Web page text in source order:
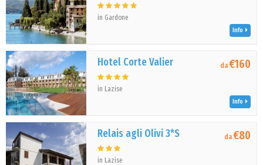
in Gardone
Info
Hotel Corte Valier
in Lazise
da€160
Info
Relais agli Olivi 3*S
in Lazise
da€80